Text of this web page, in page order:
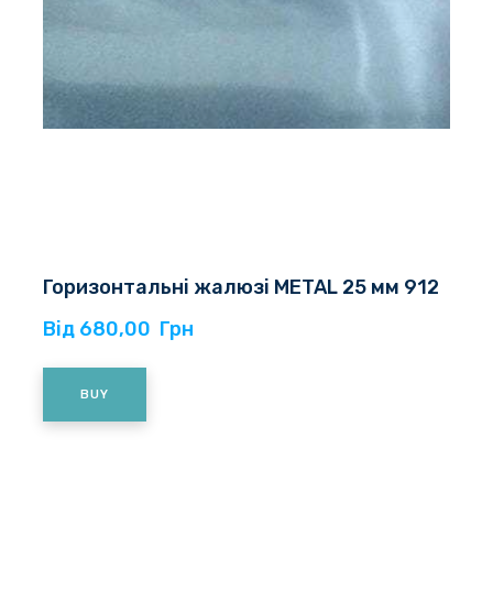
Горизонтальні жалюзі METAL 25 мм 912
Від 680,00  Грн
BUY